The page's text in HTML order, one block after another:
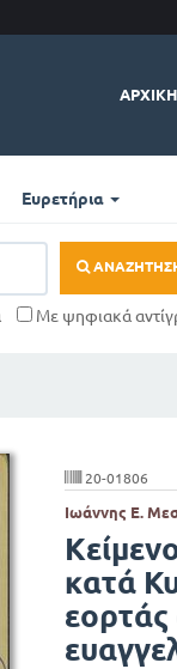
ΑΡΧΙΚΉ
Ευρετήρια
Με ψηφιακά
20-01806
Ιωάννης Ε.
κατά